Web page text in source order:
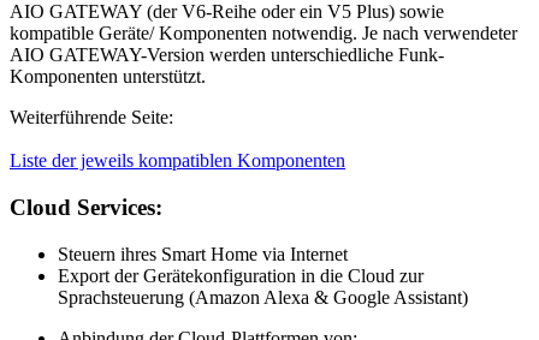
AIO GATEWAY (der V6-Reihe oder ein V5 Plus) sowie
kompatible Geräte/ Komponenten notwendig. Je nach verwendeter
AIO GATEWAY-Version werden unterschiedliche Funk-
Komponenten unterstützt.
Weiterführende Seite:
Liste der jeweils kompatiblen Komponenten
Cloud Services:
Steuern ihres Smart Home via Internet
Export der Gerätekonfiguration in die Cloud zur
Sprachsteuerung (Amazon Alexa & Google Assistant)